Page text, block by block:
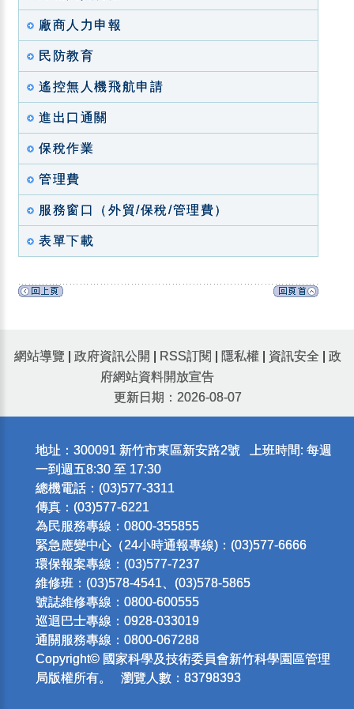
廠商人力申報
民防教育
遙控無人機飛航申請
進出口通關
保稅作業
管理費
服務窗口（外貿/保稅/管理費）
表單下載
網站導覽 政府資訊公開 RSS訂閱 隱私權 資訊安全
政
府網站資料開放宣告
更新日期：2026-08-07
地址：300091 新竹市東區新安路2號 上班時間: 每週
一到週五8:30 至 17:30
總機電話：(03)577-3311
傳真：(03)577-6221
為民服務專線：0800-355855
緊急應變中心（24小時通報專線)：(03)577-6666
環保報案專線：(03)577-7237
維修班：(03)578-4541、(03)578-5865
號誌維修專線：0800-600555
巡迴巴士專線：0928-033019
通關服務專線：0800-067288
Copyright© 國家科學及技術委員會新竹科學園區管理
局版權所有。 瀏覽人數：83798393